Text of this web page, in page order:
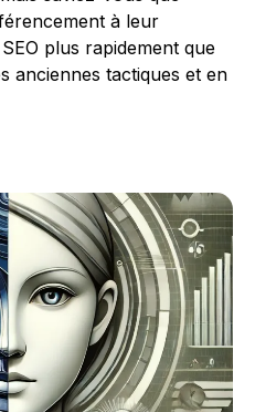
à leur
plus rapidement que
anciennes tactiques et en